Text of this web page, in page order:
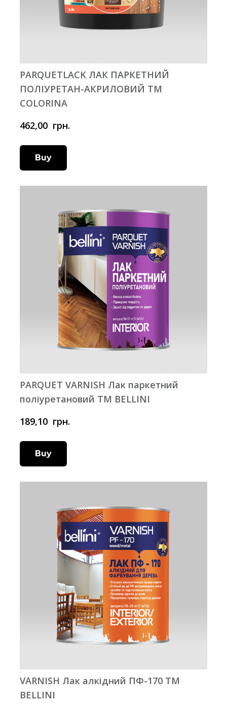
PARQUETLACK ЛАК ПАРКЕТНИЙ
ПОЛІУРЕТАН-АКРИЛОВИЙ ТМ
COLORINA
462,00  грн.
Buy
PARQUET VARNISH Лак паркетний
поліуретановий ТМ BELLINI
189,10  грн.
Buy
VARNISH Лак алкідний ПФ-170 ТМ
BELLINI